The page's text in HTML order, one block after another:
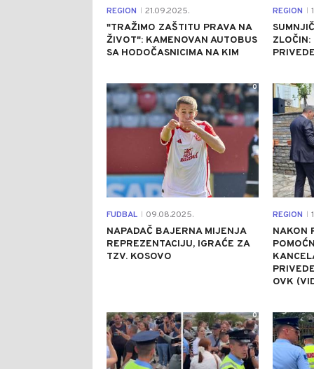
REGION 21.09.2025.
"TRAŽIMO ZAŠTITU PRAVA NA
ŽIVOT": KAMENOVAN AUTOBUS
SA HODOČASNICIMA NA KIM
REGION
ZLOČIN:
FUDBAL 09.08.2025.
NAPADAČ BAJERNA MIJENJA
REPREZENTACIJU, IGRAĆE ZA
TZV. KOSOVO
0
REGION
NAKON
OVK
0